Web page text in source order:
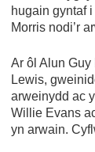
hugain gyntaf
Morris nodi’r
Ar ôl Alun Guy
Lewis,
arweinydd ac
Willie Evans
yn arwain.